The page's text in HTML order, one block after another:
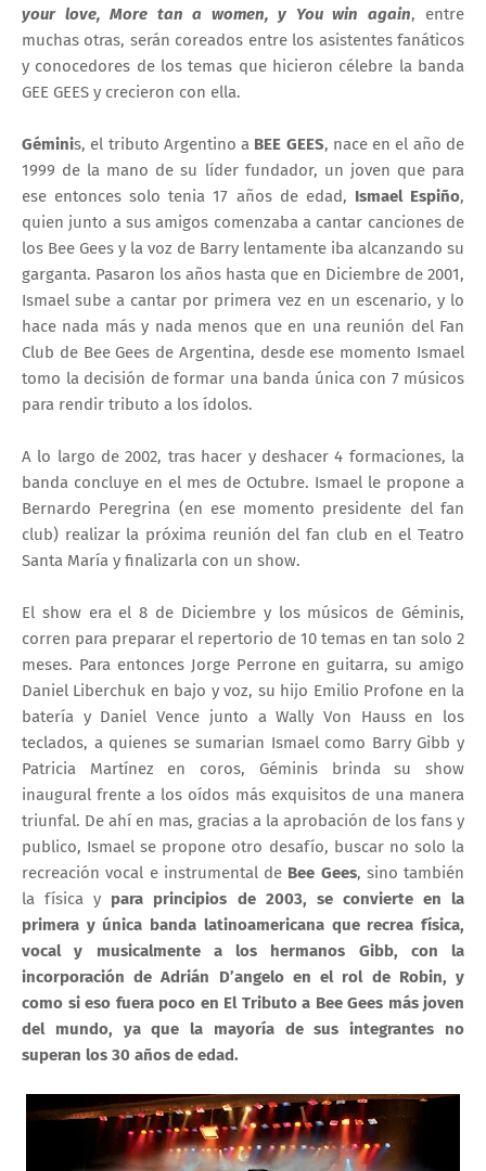
your love, More tan a women, y You win again, entre
muchas otras, serán coreados entre los asistentes fanáticos
y conocedores de los temas que hicieron célebre la banda
GEE GEES y crecieron con ella.
Géminis, el tributo Argentino a BEE GEES, nace en el año de
1999 de la mano de su líder fundador, un joven que para
ese entonces solo tenia 17 años de edad, Ismael Espiño,
quien junto a sus amigos comenzaba a cantar canciones de
los Bee Gees y la voz de Barry lentamente iba alcanzando su
garganta. Pasaron los años hasta que en Diciembre de 2001,
Ismael sube a cantar por primera vez en un escenario, y lo
hace nada más y nada menos que en una reunión del Fan
Club de Bee Gees de Argentina, desde ese momento Ismael
tomo la decisión de formar una banda única con 7 músicos
para rendir tributo a los ídolos.
A lo largo de 2002, tras hacer y deshacer 4 formaciones, la
banda concluye en el mes de Octubre. Ismael le propone a
Bernardo Peregrina (en ese momento presidente del fan
club) realizar la próxima reunión del fan club en el Teatro
Santa María y finalizarla con un show.
El show era el 8 de Diciembre y los músicos de Géminis,
corren para preparar el repertorio de 10 temas en tan solo 2
meses. Para entonces Jorge Perrone en guitarra, su amigo
Daniel Liberchuk en bajo y voz, su hijo Emilio Profone en la
batería y Daniel Vence junto a Wally Von Hauss en los
teclados, a quienes se sumarian Ismael como Barry Gibb y
Patricia Martínez en coros, Géminis brinda su show
inaugural frente a los oídos más exquisitos de una manera
triunfal. De ahí en mas, gracias a la aprobación de los fans y
publico, Ismael se propone otro desafío, buscar no solo la
recreación vocal e instrumental de Bee Gees, sino también
la física y para principios de 2003, se convierte en la
primera y única banda latinoamericana que recrea física,
vocal y musicalmente a los hermanos Gibb, con la
incorporación de Adrián D’angelo en el rol de Robin, y
como si eso fuera poco en El Tributo a Bee Gees más joven
del mundo, ya que la mayoría de sus integrantes no
superan los 30 años de edad.